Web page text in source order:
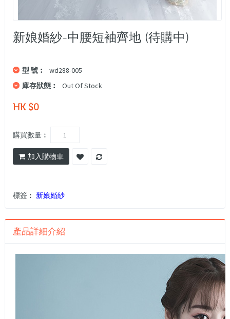
新娘婚紗-中腰短袖齊地 (待購中)
型 號︰
wd288-005
庫存狀態︰
Out Of Stock
HK $0
購買數量︰
加入購物車
標簽︰ 新娘婚紗
產品詳細介紹